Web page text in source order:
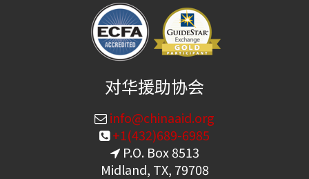
对华援助协会
info@chinaaid.org
+1(432)689-6985
P.O. Box 8513
Midland, TX, 79708